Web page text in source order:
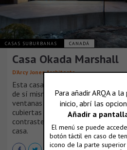
CASAS SUBURBANAS CANADÁ
Casa Okada Marshall
D’Arcy Jones Architects
Esta casa escarpada en forma de
de sí misma para contener dos
ventanas y puertas de la casa
cubiertas de musgo o el Océano
contrastes vivos a medida que
casa.